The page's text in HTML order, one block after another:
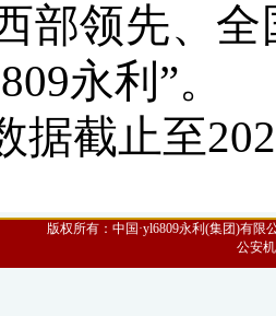
部领先、
永利”。
据截止至
版权所有：中国·yl6809永利(集团)有
公安